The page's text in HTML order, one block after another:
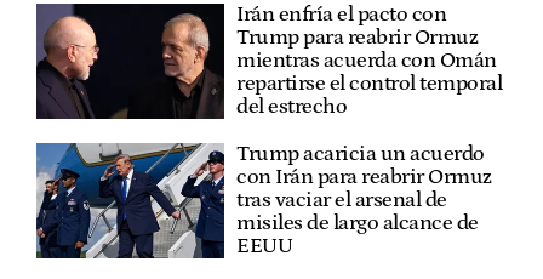
Irán enfría el pacto con
Trump para reabrir Ormuz
mientras acuerda con Omán
repartirse el control temporal
del estrecho
Trump acaricia un acuerdo
con Irán para reabrir Ormuz
tras vaciar el arsenal de
misiles de largo alcance de
EEUU